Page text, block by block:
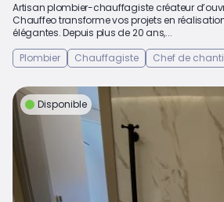
Artisan plombier-chauffagiste créateur
Chauffeo transforme vos projets en
élégantes. Depuis plus de 20 ans,...
Plombier
Chauffagiste Chef de
Disponible